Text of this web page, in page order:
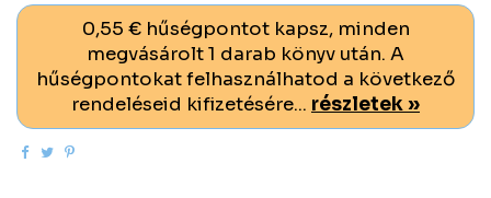
0,55 € hűségpontot kapsz, minden
megvásárolt 1 darab könyv után. A
hűségpontokat felhasználhatod a következő
rendeléseid kifizetésére... részletek »